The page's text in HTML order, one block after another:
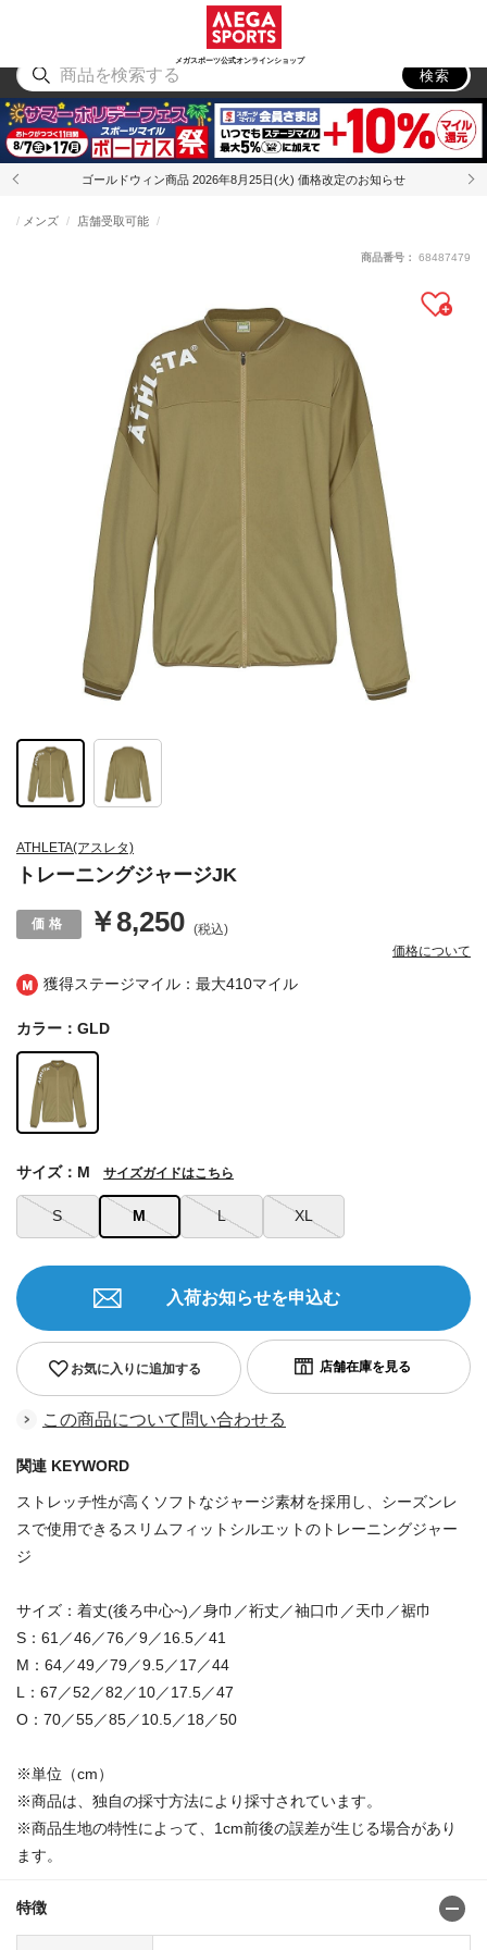
メガスポーツ公式オンラインショップ
アウトドア
検索
ゴールドウィン商品 2026年8月25日(火) 価格改定のお知らせ
獲得ステージマイル：最大410マイル
ATHLETA(アスレタ)
トレーニングジャージJK
メンズ 店舗受取可能
￥8,250 (税込)
価格について
商品番号： 68487479
カラー：GLD
S M L XL
サイズ：M サイズガイドはこちら
お気に入りに追加する
入荷お知らせを申込む
この商品について問い合わせる
関連 KEYWORD
ストレッチ性が高くソフトなジャージ素材を採用し、シーズンレ
スで使用できるスリムフィットシルエットのトレーニングジャー
ジ
サイズ：着丈(後ろ中心~)／身巾／裄丈／袖口巾／天巾／裾巾
S：61／46／76／9／16.5／41
M：64／49／79／9.5／17／44
L：67／52／82／10／17.5／47
O：70／55／85／10.5／18／50
※単位（cm）
※商品は、独自の採寸方法により採寸されています。
※商品生地の特性によって、1cm前後の誤差が生じる場合があり
ます。
特徴